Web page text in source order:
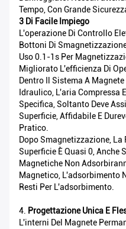
Tempo, Con Grande
3 Di Facile Impiego
L'operazione Di Controllo
Bottoni Di
Uso 0.1-1s Per
Migliorato L'efficienza Di
Dentro Il Sistema A
Idraulico, L'aria Compressa
Specifica, Soltanto Deve
Superficie, Affidabile E
Pratico.
Dopo Smagnetizzazione,
Superficie È Quasi 0, Anche
Magnetiche Non
Magnetico, L'adsorbimento
Resti Per L'adsorbimento.
4. Progettazione Unica E
L'interni Del Magnete